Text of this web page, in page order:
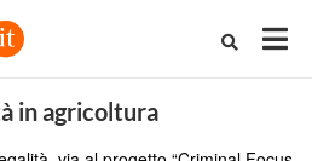
in agricoltura